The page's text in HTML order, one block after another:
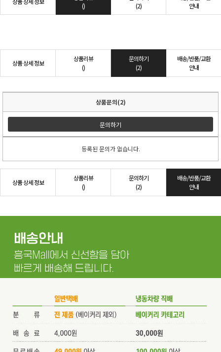
()
(2)
안내
상품 상세 정보
상품리뷰
()
문의하기
(2)
배송/반품/교환
안내
상품문의(2)
문의하기
등록된 문의가 없습니다.
상품 상세 정보
상품리뷰
()
문의하기
(2)
배송/반품/교환
안내